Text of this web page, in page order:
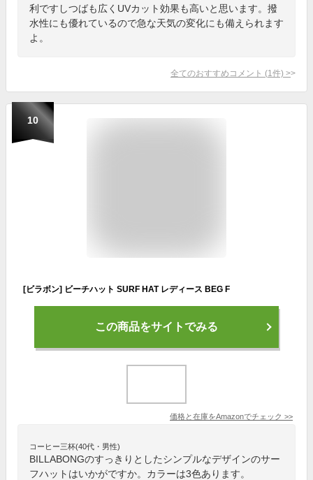
利ですしつばも広くUVカット効果も高いと思います。撥
水性にも優れているので急な天気の変化にも備えられます
よ。
全てのおすすめコメント (1 件) >
10
[ビラボン] ビーチハット SURF HAT レディース BEG F
この商品をサイトでみる
価格と在庫をAmazonでチェック >>
コーヒー三杯(40代・男性)
BILLABONGのすっきりとしたシンプルなデザインのサー
フハットはいかがですか。カラーは3色あります。